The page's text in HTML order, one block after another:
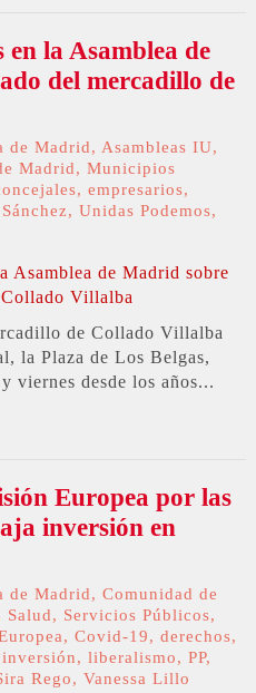
en la Asamblea de
del mercadillo de
de Madrid, Asambleas IU,
Madrid, Municipios
, empresarios,
, Unidas Podemos,
de Collado Villalba
la Plaza de Los Belgas,
viernes desde los años...
Europea por las
inversión en
de Madrid, Comunidad de
Salud, Servicios Públicos,
, Covid-19, derechos,
inversión, liberalismo, PP,
Rego, Vanessa Lillo